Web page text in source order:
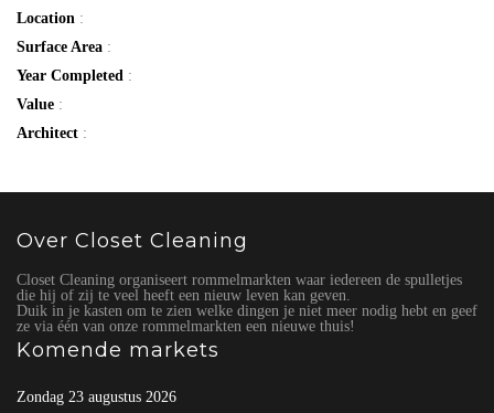
Location :
Surface Area :
Year Completed :
Value :
Architect :
Over Closet Cleaning
Closet Cleaning organiseert rommelmarkten waar iedereen de spulletjes
die hij of zij te veel heeft een nieuw leven kan geven.
Duik in je kasten om te zien welke dingen je niet meer nodig hebt en geef
ze via één van onze rommelmarkten een nieuwe thuis!
Komende markets
Zondag 23 augustus 2026